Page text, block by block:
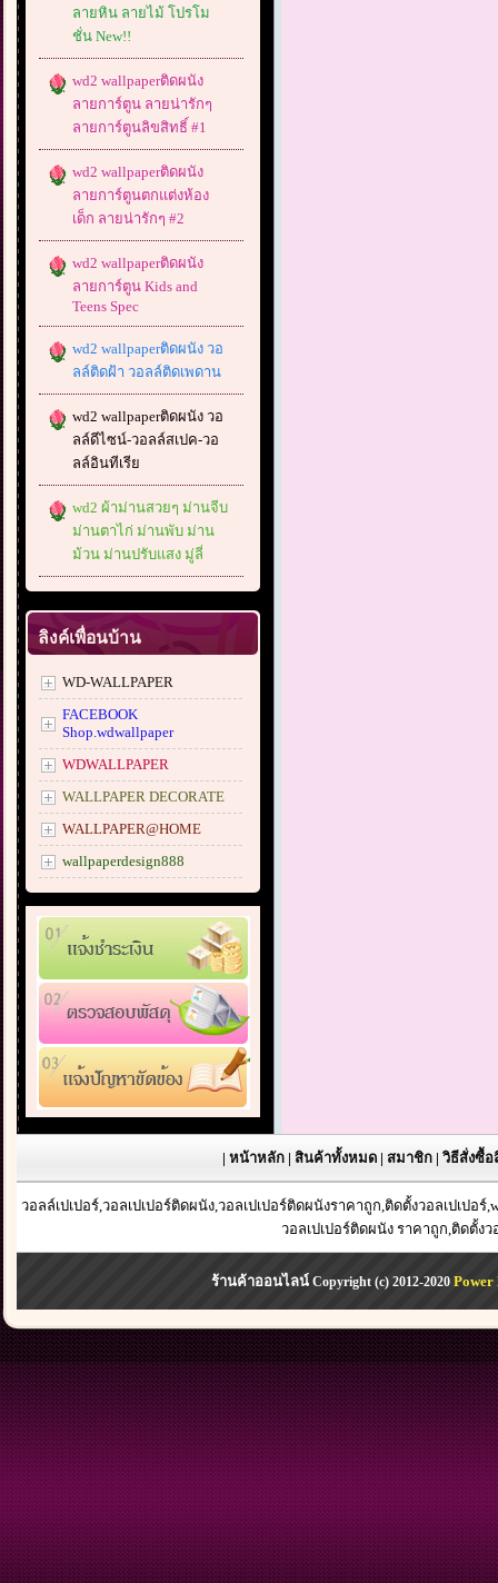
ลายหิน ลายไม้ โปรโม
ชั่น New!!
wd2 wallpaperติดผนัง
ลายการ์ตูน ลายน่ารักๆ
ลายการ์ตูนลิขสิทธิ์ #1
wd2 wallpaperติดผนัง
ลายการ์ตูนตกแต่งห้อง
เด็ก ลายน่ารักๆ #2
wd2 wallpaperติดผนัง
ลายการ์ตูน Kids and
Teens Spec
wd2 wallpaperติดผนัง วอ
ลล์ติดฝ้า วอลล์ติดเพดาน
wd2 wallpaperติดผนัง วอ
ลล์ดีไซน์-วอลล์สเปค-วอ
ลล์อินทีเรีย
wd2 ผ้าม่านสวยๆ ม่านจีบ
ม่านตาไก่ ม่านพับ ม่าน
ม้วน ม่านปรับแสง มู่ลี่
ลิงค์เพื่อนบ้าน
WD-WALLPAPER
FACEBOOK
Shop.wdwallpaper
WDWALLPAPER
WALLPAPER DECORATE
WALLPAPER@HOME
wallpaperdesign888
| หน้าหลัก | สินค้าทั้งหมด | สมาชิก | วิธีสั่งซื้
วอลล์เปเปอร์,วอลเปเปอร์ติดผนัง,วอลเปเปอร์ติดผนังราคาถูก,ติดตั้งวอลเปเป
วอลเปเปอร์ติดผนัง ราคาถูก,ติดตั้ง
ร้านค้าออนไลน์Copyright (c) 2012-2020 Power